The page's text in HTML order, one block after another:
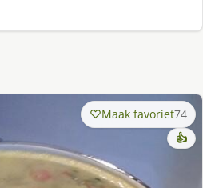
Maak favoriet74
👍